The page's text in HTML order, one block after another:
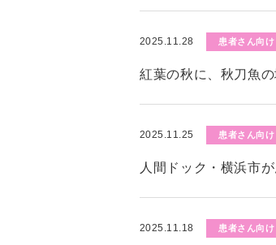
2025.11.28 患者さん向け
紅葉の秋に、秋刀魚
2025.11.25 患者さん向け
人間ドック・横浜市
2025.11.18 患者さん向け